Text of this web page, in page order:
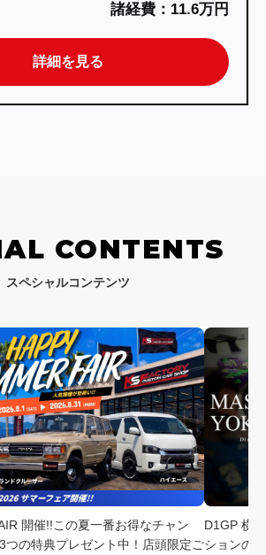
諸経費：11.6万円
詳細を見る
CONTENTS
スペシャルコンテンツ
開催!!この夏一番お得なチャン
つの特典プレゼント中！店頭限定ご
D1GP 横
ションの